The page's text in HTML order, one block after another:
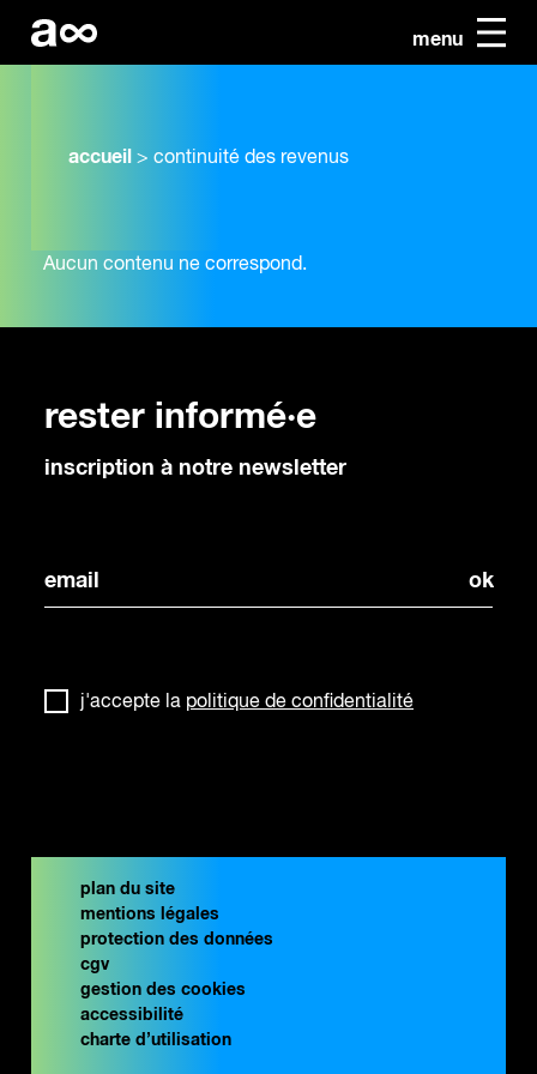
menu
accueil > continuité des revenus
Aucun contenu ne correspond.
rester informé·e
inscription à notre newsletter
j'accepte la politique de confidentialité
plan du site
mentions légales
protection des données
cgv
gestion des cookies
accessibilité
charte d’utilisation